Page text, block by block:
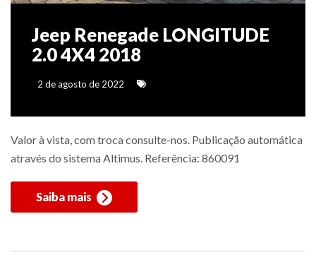
Jeep Renegade LONGITUDE
2.0 4X4 2018
2 de agosto de 2022
Valor à vista, com troca consulte-nos. Publicação automática
através do sistema Altimus. Referência: 860091
Saiba mais